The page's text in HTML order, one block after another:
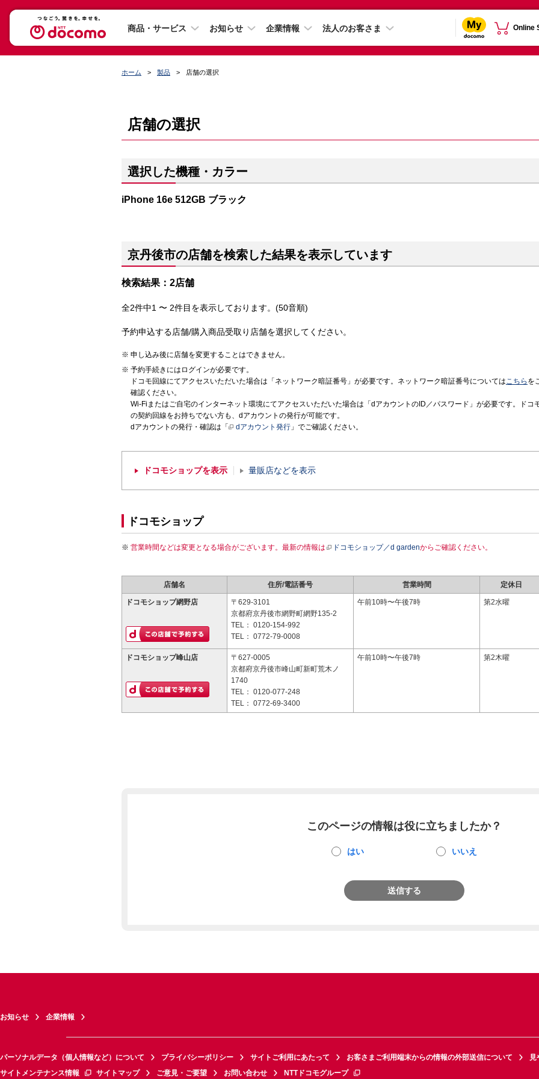
商品・サービス お知らせ 企業情報 法人のお客さま Online
ホーム 製品 店舗の選択
店舗の選択
選択した機種・カラー
iPhone 16e 512GB ブラック
京丹後市の店舗を検索した結果を表示しています
検索結果：2店舗
全2件中1 〜 2件目を表示しております。(50音順)
予約申込する店舗/購入商品受取り店舗を選択してください。
申し込み後に店舗を変更することはできません。
予約手続きにはログインが必要です。
ドコモ回線にてアクセスいただいた場合は「ネットワーク暗証番号」が必要です。ネットワーク暗証番号についてはこちら を
確認ください。
Wi-Fiまたはご自宅のインターネット環境にてアクセスいただいた場合は「dアカウントのID／パスワード」が必要です。ドコ
の契約回線をお持ちでない方も、dアカウントの発行が可能です。
dアカウントの発行・確認は「
dアカウント発行 」でご確認ください。
ドコモショップを表示 量販店などを表示
ドコモショップ
営業時間などは変更となる場合がございます。最新の情報は ドコモショップ／d gardenからご確認ください。
店舗名 住所/電話番号 営業時間 定休日
ドコモショップ網野店
〒629-3101
京都府京丹後市網野町網野135-2
TEL： 0120-154-992
TEL： 0772-79-0008
午前10時〜午後7時 第2水曜
ドコモショップ峰山店
〒627-0005
京都府京丹後市峰山町新町荒木ノ
1740
TEL： 0120-077-248
TEL： 0772-69-3400
午前10時〜午後7時 第2木曜
このページの情報は役に立ちましたか？
はい いいえ
送信する
お知らせ 企業情報
パーソナルデータ（個人情報など）について プライバシーポリシー サイトご利用にあたって お客さまご利用端末からの情報の外部送信について
見
サイトメンテナンス情報
サイトマップ ご意見・ご要望 お問い合わせ NTTドコモグループ